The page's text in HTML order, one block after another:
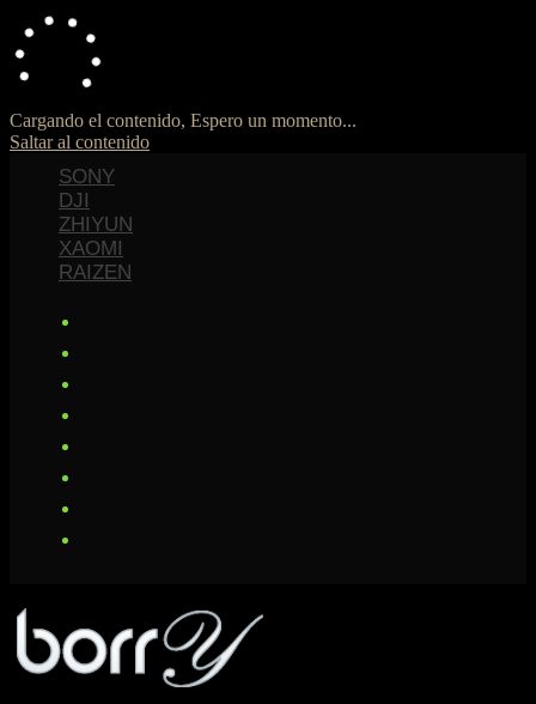
Cargando el contenido, Espero un momento...
Saltar al contenido
SONY
DJI
ZHIYUN
XAOMI
RAIZEN